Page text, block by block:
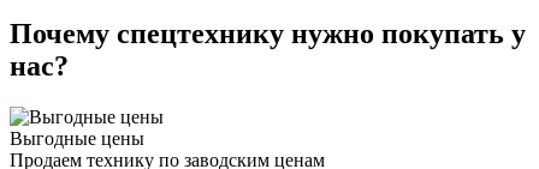
Почему спецтехнику нужно покупать у
нас?
Выгодные цены
Продаем технику по заводским ценам